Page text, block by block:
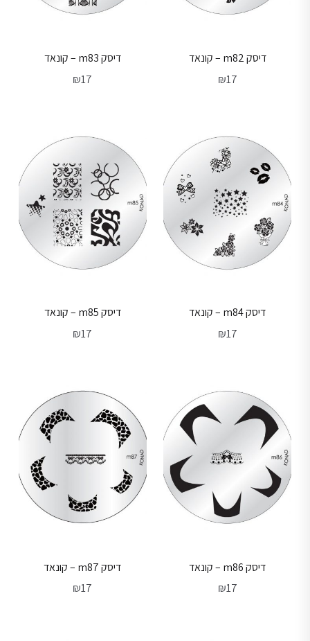
דיסק m82 – קונאד
₪17
דיסק m83 – קונאד
₪17
דיסק m84 – קונאד
₪17
דיסק m85 – קונאד
₪17
דיסק m86 – קונאד
₪17
דיסק m87 – קונאד
₪17